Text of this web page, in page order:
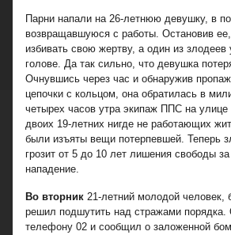
Парни напали на 26-летнюю девушку, в
возвращавшуюся с работы. Остановив
избивать свою жертву, а один из
голове. Да так сильно, что девушка
Очнувшись через час и обнаружив
цепочки с кольцом, она обратилась в
четырех часов утра экипаж ППС на
двоих 19-летних нигде не работающих
были изъяты вещи потерпевшей. Теперь
грозит от 5 до 10 лет лишения свободы
нападение.
Во вторник 21-летний молодой человек,
решил подшутить над стражами порядка.
телефону 02 и сообщил о заложенной